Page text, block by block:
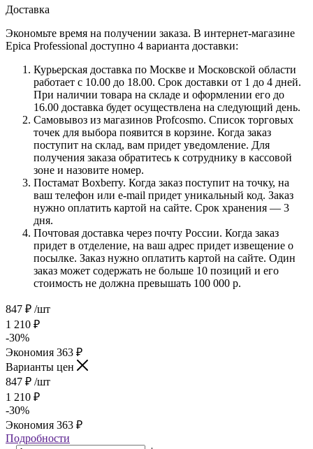
Доставка
Экономьте время на получении заказа. В интернет-магазине
Epica Professional доступно 4 варианта доставки:
Курьерская доставка по Москве и Московской области
работает с 10.00 до 18.00. Срок доставки от 1 до 4 дней.
При наличии товара на складе и оформлении его до
16.00 доставка будет осуществлена на следующий день.
Самовывоз из магазинов Profcosmo. Список торговых
точек для выбора появится в корзине. Когда заказ
поступит на склад, вам придет уведомление. Для
получения заказа обратитесь к сотруднику в кассовой
зоне и назовите номер.
Постамат Boxberry. Когда заказ поступит на точку, на
ваш телефон или e-mail придет уникальный код. Заказ
нужно оплатить картой на сайте. Срок хранения — 3
дня.
Почтовая доставка через почту России. Когда заказ
придет в отделение, на ваш адрес придет извещение о
посылке. Заказ нужно оплатить картой на сайте. Один
заказ может содержать не больше 10 позиций и его
стоимость не должна превышать 100 000 р.
847 ₽ /шт
1 210 ₽
-30%
Экономия 363 ₽
Варианты цен
847 ₽ /шт
1 210 ₽
-30%
Экономия 363 ₽
Подробности